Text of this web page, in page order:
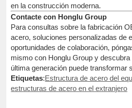
en la construcción moderna.
Contacte con Honglu Group
Para consultas sobre la fabricación
acero, soluciones personalizadas de
oportunidades de colaboración,
mismo con Honglu Group y
última generación puede transformar
Etiquetas:Estructura de acero del
estructuras de acero en el extranjero